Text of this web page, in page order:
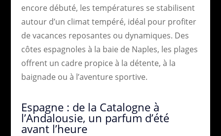
encore débuté, les températures se stabilisent
autour d’un climat tempéré, idéal pour profiter
de vacances reposantes ou dynamiques. Des
côtes espagnoles à la baie de Naples, les plages
offrent un cadre propice à la détente, à la
baignade ou à l’aventure sportive.
Espagne : de la Catalogne à
l’Andalousie, un parfum d’été
avant l’heure